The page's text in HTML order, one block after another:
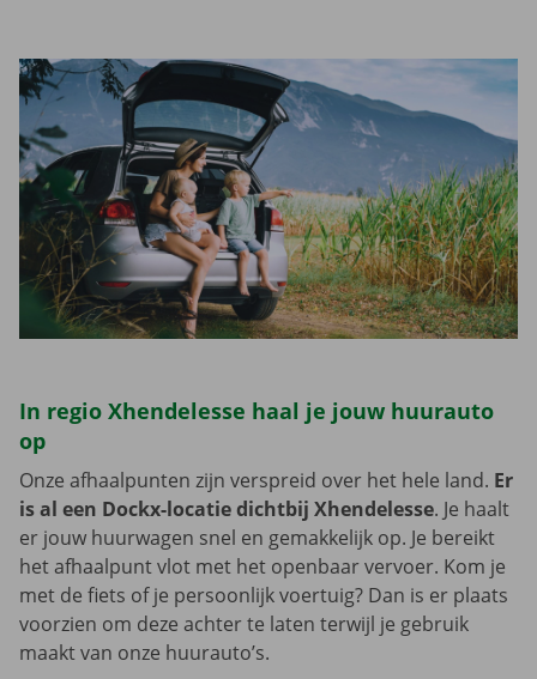
In regio Xhendelesse haal je jouw huurauto
op
Onze afhaalpunten zijn verspreid over het hele land. Er
is al een Dockx-locatie dichtbij Xhendelesse. Je haalt
er jouw huurwagen snel en gemakkelijk op. Je bereikt
het afhaalpunt vlot met het openbaar vervoer. Kom je
met de fiets of je persoonlijk voertuig? Dan is er plaats
voorzien om deze achter te laten terwijl je gebruik
maakt van onze huurauto’s.